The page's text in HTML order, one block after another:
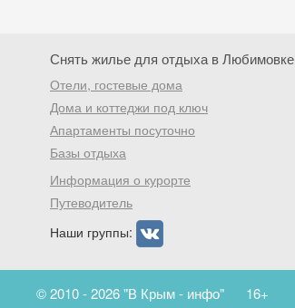
Снять жилье для отдыха в Любимовке
Отели, гостевые дома
Дома и коттеджи под ключ
Апартаменты посуточно
Базы отдыха
Информация о курорте
Путеводитель
Наши группы:
© 2010 - 2026 "В Крым - инфо" 16+